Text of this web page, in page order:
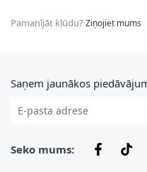
Pamanījāt kļūdu?Ziņojiet mums
E-pasta adrese
Saņem jaunākos
Seko mums: